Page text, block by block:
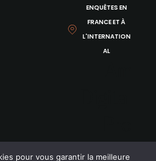
ENQUÊTES EN
FRANCE ET À
L'INTERNATION
AL
pour vous garantir la meilleure